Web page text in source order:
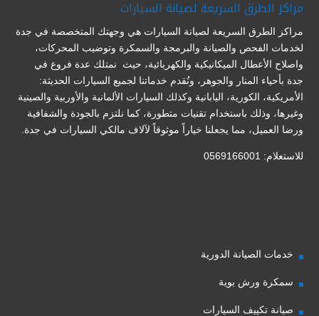
مراكز الطرق السريعة لصيانة السيارات
مراكز الطرق السريعة لصيانة السيارات هي وجهتك المتخصصة في جدة
لخدمات الفحص والصيانة والبرمجة والسمكرة وتوضيب المحركات،
واصلاح الأعطال الميكانيكية والكهربائية، حيث نمتلك عدة فروع في
جدة بأحياء المنار والجوهر، ونُقدم خدماتنا لجميع السيارات الحديثة:
الأمريكية، الكورية، اليابانية وكذلك السيارات الألمانية والأوربية والصينية
وغيرها، وذلك باستخدام تقنيات متطورة، كما نلتزم بالجودة والشفافية
ورضا العميل، مما يجعلنا خياراً موثوقاً لآلاف مالكي السيارات في جدة.
للاستعلام: 0569166001
خدمات الصيانة الدورية
سمكرة ورش بوية
صيانة تكييف السيارات